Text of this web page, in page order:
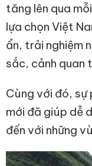
tăng lên qua
lựa chọn Việt
ẩn, trải nghiệm
sắc, cảnh quan
Cùng với đó,
mới đã giúp dễ
đến với những